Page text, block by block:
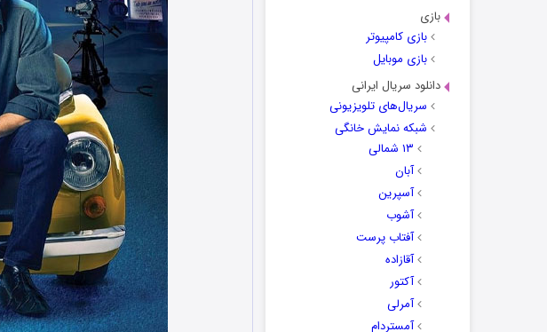
بازی
بازی کامپیوتر
بازی موبایل
دانلود سریال ایرانی
سریال‌های تلویزیونی
شبکه نمایش خانگی
۱۳ شمالی
آبان
آسپرین
آشوب
آفتاب پرست
آقازاده
آکتور
آمرلی
آمستردام